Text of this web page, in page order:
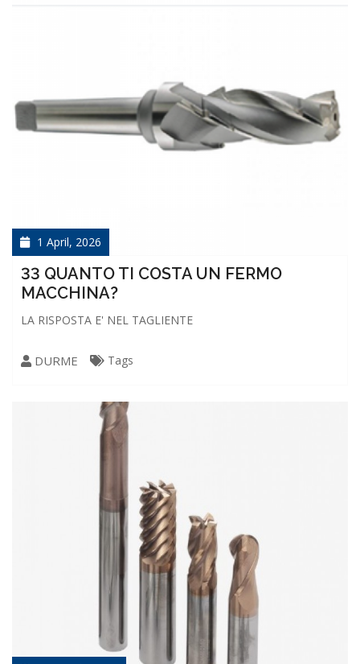
1 April, 2026
33 QUANTO TI COSTA UN FERMO
MACCHINA?
LA RISPOSTA E' NEL TAGLIENTE
DURME Tags